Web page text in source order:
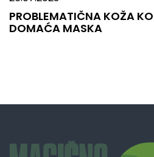
PROBLEMATIČNA KOŽA
DOMAĆA MASKA